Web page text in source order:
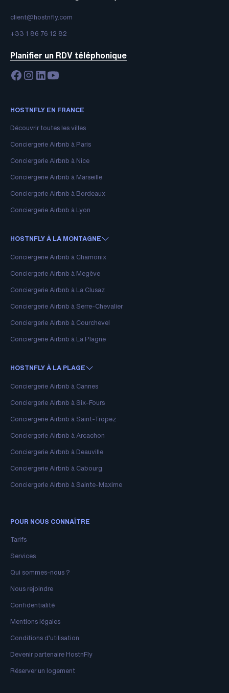
client@hostnfly.com
+33 1 86 76 12 82
Planifier un RDV téléphonique
HOSTNFLY EN FRANCE
Découvrir toutes les villes
Conciergerie Airbnb à Paris
Conciergerie Airbnb à Nice
Conciergerie Airbnb à Marseille
Conciergerie Airbnb à Bordeaux
Conciergerie Airbnb à Lyon
HOSTNFLY À LA MONTAGNE
Conciergerie Airbnb à Chamonix
Conciergerie Airbnb à Megève
Conciergerie Airbnb à La Clusaz
Conciergerie Airbnb à Serre-Chevalier
Conciergerie Airbnb à Courchevel
Conciergerie Airbnb à La Plagne
HOSTNFLY À LA PLAGE
Conciergerie Airbnb à Cannes
Conciergerie Airbnb à Six-Fours
Conciergerie Airbnb à Saint-Tropez
Conciergerie Airbnb à Arcachon
Conciergerie Airbnb à Deauville
Conciergerie Airbnb à Cabourg
Conciergerie Airbnb à Sainte-Maxime
POUR NOUS CONNAÎTRE
Tarifs
Services
Qui sommes-nous ?
Nous rejoindre
Confidentialité
Mentions légales
Conditions d’utilisation
Devenir partenaire HostnFly
Réserver un logement